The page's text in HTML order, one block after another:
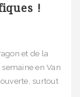
!
et de la
en Van
surtout